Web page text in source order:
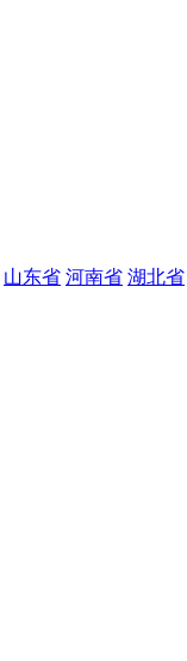
山东省 河南省 湖北省